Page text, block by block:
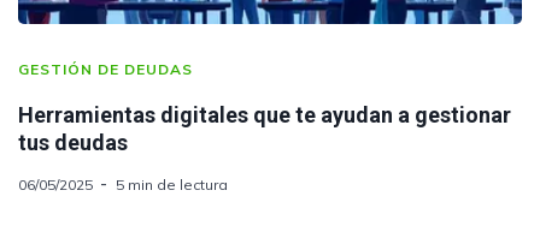
GESTIÓN DE DEUDAS
Herramientas digitales que te ayudan a gestionar
tus deudas
06/05/2025 5 min de lectura